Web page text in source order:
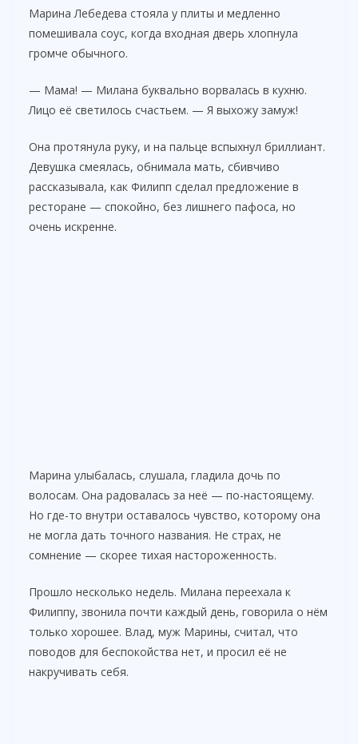
Марина Лебедева стояла у плиты и медленно
помешивала соус, когда входная дверь хлопнула
громче обычного.
— Мама! — Милана буквально ворвалась в кухню.
Лицо её светилось счастьем. — Я выхожу замуж!
Она протянула руку, и на пальце вспыхнул бриллиант.
Девушка смеялась, обнимала мать, сбивчиво
рассказывала, как Филипп сделал предложение в
ресторане — спокойно, без лишнего пафоса, но
очень искренне.
Марина улыбалась, слушала, гладила дочь по
волосам. Она радовалась за неё — по-настоящему.
Но где-то внутри оставалось чувство, которому она
не могла дать точного названия. Не страх, не
сомнение — скорее тихая настороженность.
Прошло несколько недель. Милана переехала к
Филиппу, звонила почти каждый день, говорила о нём
только хорошее. Влад, муж Марины, считал, что
поводов для беспокойства нет, и просил её не
накручивать себя.